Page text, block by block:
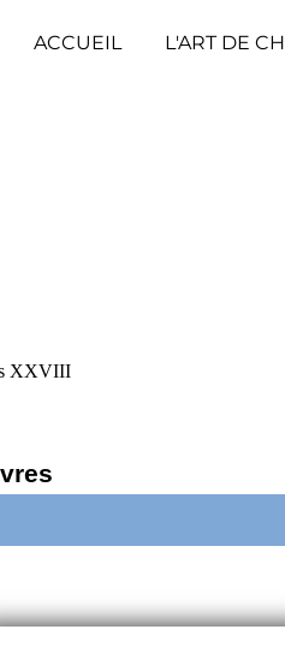
ACCUEIL L'ART DE
XXVIII